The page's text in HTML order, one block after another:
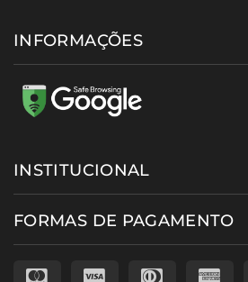
INFORMAÇÕES
INSTITUCIONAL
FORMAS DE PAGAMENTO